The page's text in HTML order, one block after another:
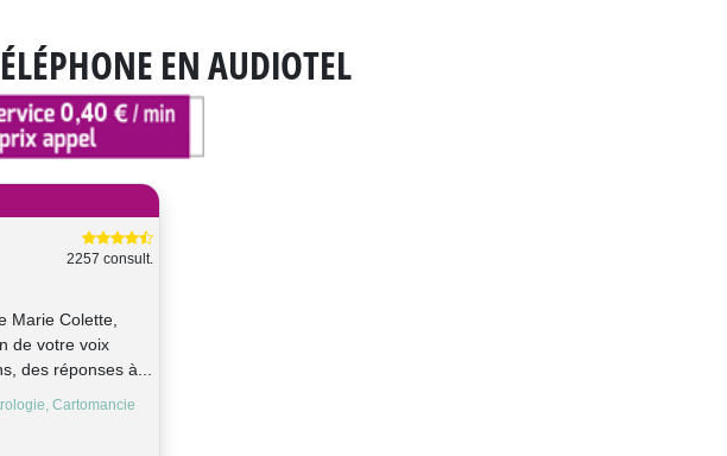
EN AUDIOTEL
2257 consult.
Marie Colette,
de votre voix
des réponses à...
Cartomancie